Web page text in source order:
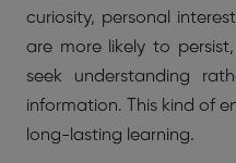
curiosity, personal
are more likely to
seek understanding
information. This kind of
long-lasting learning.